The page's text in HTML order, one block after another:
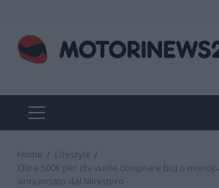
content
PRIMARY
MENU
Home
Lifestyle
Oltre 500€ per chi vuole comprare bici o
annunciato dal Ministero